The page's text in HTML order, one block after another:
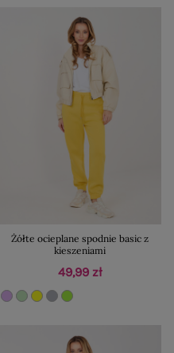
Żółte ocieplane spodnie basic z
kieszeniami
49,99 zł